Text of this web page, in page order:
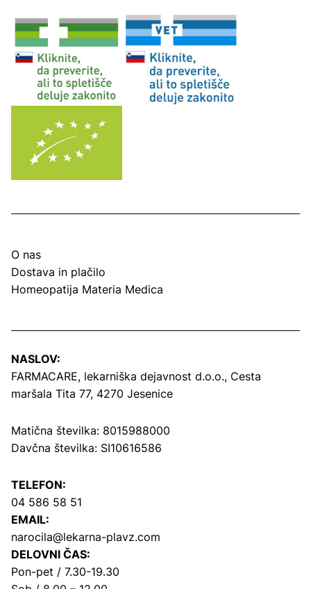
O nas
Dostava in plačilo
Homeopatija Materia Medica
NASLOV:
FARMACARE, lekarniška dejavnost d.o.o., Cesta
maršala Tita 77, 4270 Jesenice
Matična številka: 8015988000
Davčna številka: SI10616586
TELEFON:
04 586 58 51
EMAIL:
narocila@lekarna-plavz.com
DELOVNI ČAS:
Pon-pet / 7.30-19.30